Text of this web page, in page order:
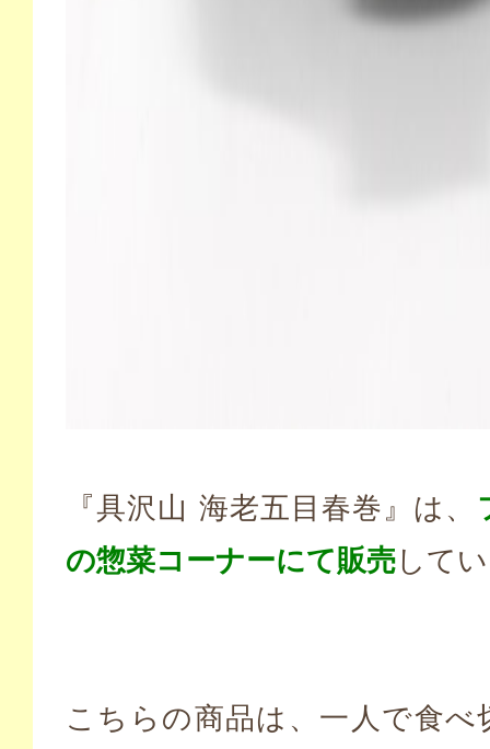
『具沢山 海老五目春巻』は、
の惣菜コーナーにて販売して
こちらの商品は、一人で食べ